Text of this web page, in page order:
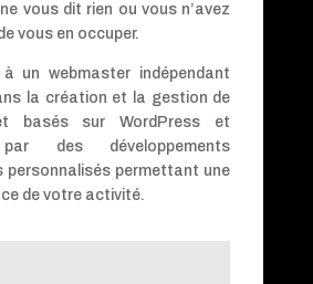
vous dit rien ou vous n’avez
vous en occuper.
un webmaster indépendant
la création et la gestion de
basés sur WordPress et
des développements
personnalisés permettant une
de votre activité.